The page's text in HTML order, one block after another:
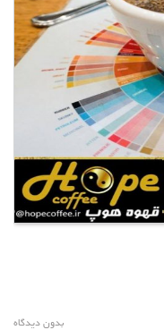
بدون دیدگاه